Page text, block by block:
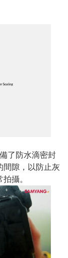
了防水滴密封
間隙，以防止灰
攝。